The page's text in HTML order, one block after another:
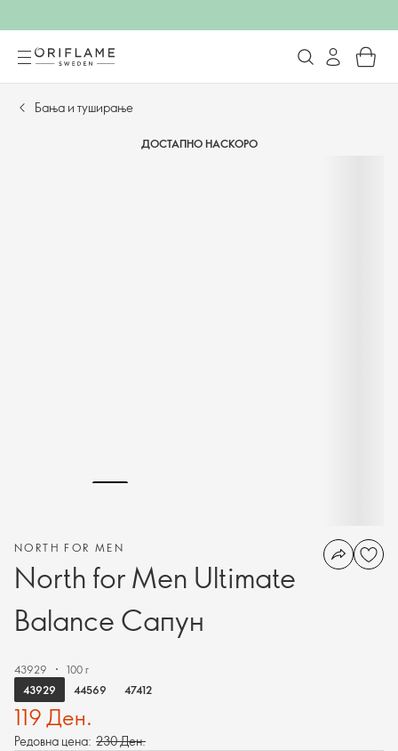
Бања и туширање
ДОСТАПНО НАСКОРО
NORTH FOR MEN
North for Men Ultimate
Balance Сапун
43929
100 г
43929
44569 47412
119 Ден.
Редовна цена: 230 Ден.